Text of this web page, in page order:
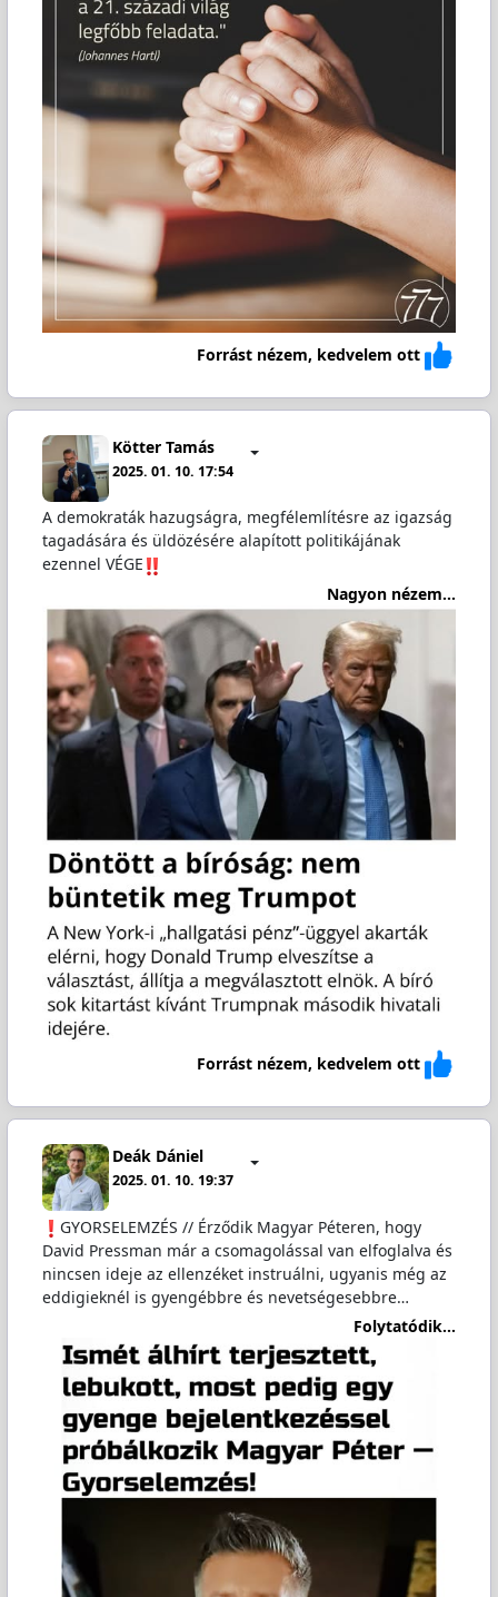
Forrást nézem, kedvelem ott
Kötter Tamás
2025. 01. 10. 17:54
A demokraták hazugságra, megfélemlítésre az igazság
tagadására és üldözésére alapított politikájának
ezennel VÉGE
Nagyon nézem...
Forrást nézem, kedvelem ott
Deák Dániel
2025. 01. 10. 19:37
GYORSELEMZÉS // Érződik Magyar Péteren, hogy
David Pressman már a csomagolással van elfoglalva és
nincsen ideje az ellenzéket instruálni, ugyanis még az
eddigieknél is gyengébbre és nevetségesebbre…
Folytatódik...